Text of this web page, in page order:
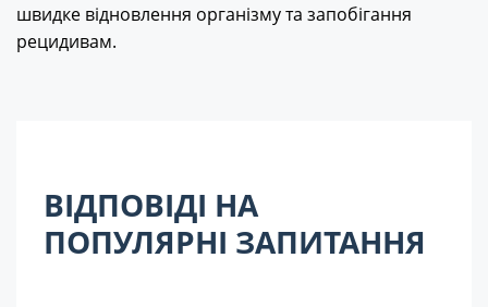
швидке відновлення організму та запобігання
рецидивам.
ВІДПОВІДІ НА
ПОПУЛЯРНІ ЗАПИТАННЯ